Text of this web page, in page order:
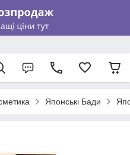
Японські Бади